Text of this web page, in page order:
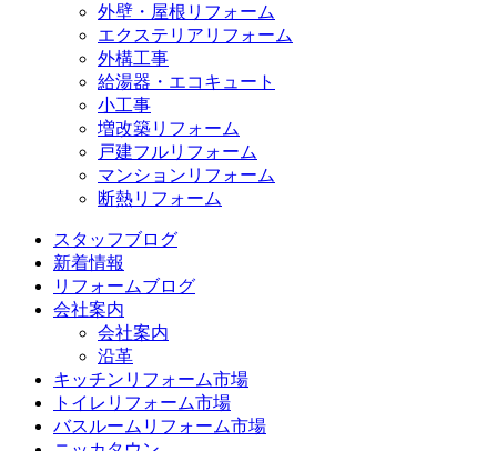
外壁・屋根リフォーム
エクステリアリフォーム
外構工事
給湯器・エコキュート
小工事
増改築リフォーム
戸建フルリフォーム
マンションリフォーム
断熱リフォーム
スタッフブログ
新着情報
リフォームブログ
会社案内
会社案内
沿革
キッチンリフォーム市場
トイレリフォーム市場
バスルームリフォーム市場